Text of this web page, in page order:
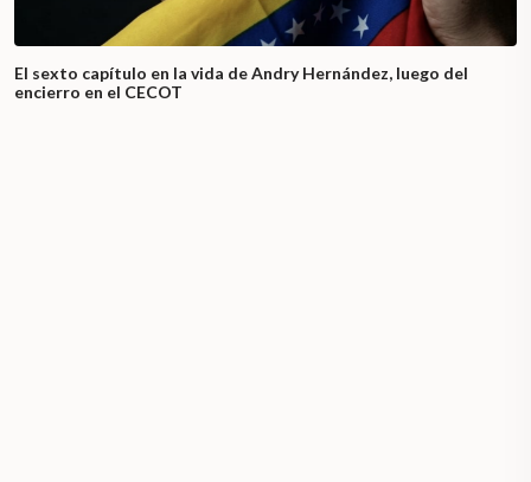
El sexto capítulo en la vida de Andry Hernández, luego del
encierro en el CECOT